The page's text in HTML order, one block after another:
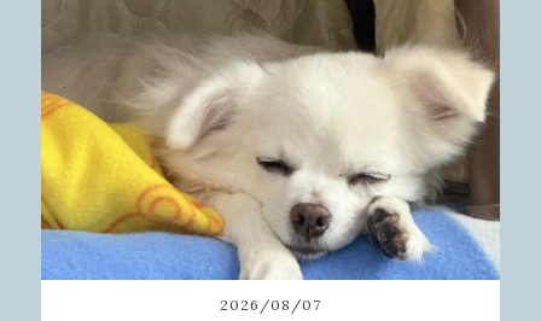
2026 /08 /07